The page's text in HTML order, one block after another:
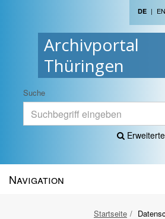
Archivportal
Thüringen
DE | EN
Suche
Navigation
Startseite